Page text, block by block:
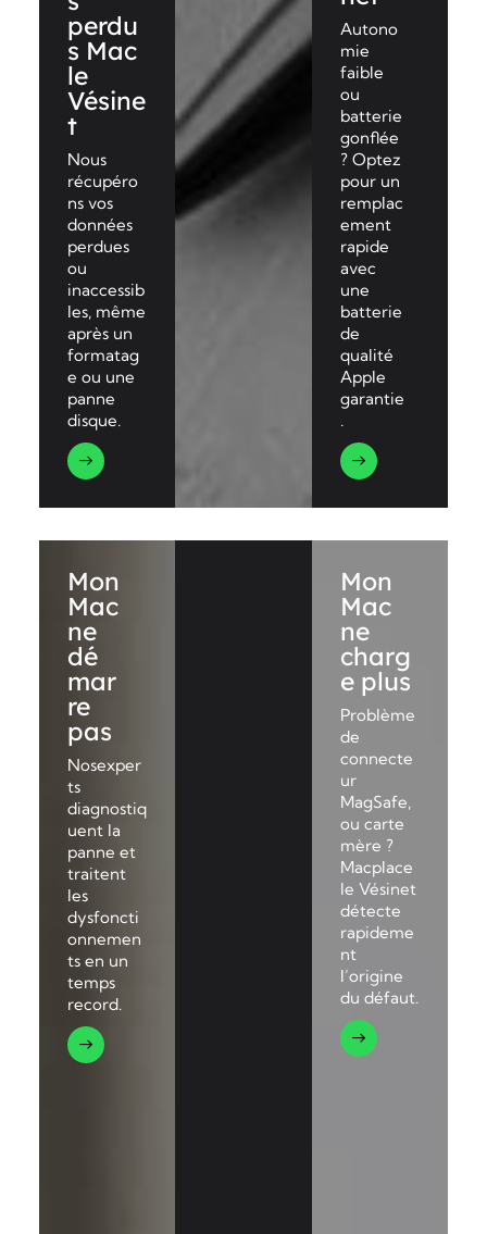
perdu
s Mac
le
Vésine
t
Nous
récupéro
ns vos
données
perdues
ou
inaccessib
les, même
après un
formatag
e ou une
panne
disque.
Autono
mie
faible
ou
batterie
gonflée
? Optez
pour un
remplac
ement
rapide
avec
une
batterie
de
qualité
Apple
garantie
.
Mon
Mac
ne
dé
mar
re
pas
Nosexper
ts
diagnostiq
uent la
panne et
traitent
les
dysfoncti
onnemen
ts en un
temps
record.
Mon
Mac
ne
charg
e plus
Problème
de
connecte
ur
MagSafe,
ou carte
mère ?
Macplace
le Vésinet
détecte
rapideme
nt
l’origine
du défaut.